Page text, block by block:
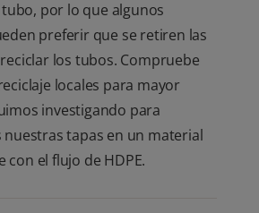
por lo que algunos
preferir que se retiren las
los tubos. Compruebe
locales para mayor
investigando para
tapas en un material
con el flujo de HDPE.